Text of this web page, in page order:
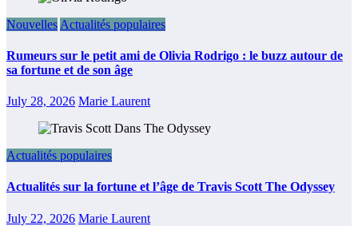
Nouvelles Actualités populaires
Rumeurs sur le petit ami de Olivia Rodrigo : le buzz autour de
sa fortune et de son âge
July 28, 2026 Marie Laurent
Actualités populaires
Actualités sur la fortune et l’âge de Travis Scott The Odyssey
July 22, 2026 Marie Laurent